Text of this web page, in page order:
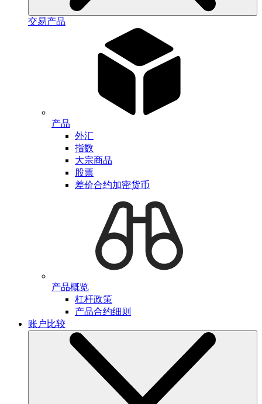
交易产品
产品
外汇
指数
大宗商品
股票
差价合约加密货币
产品概览
杠杆政策
产品合约细则
账户比较